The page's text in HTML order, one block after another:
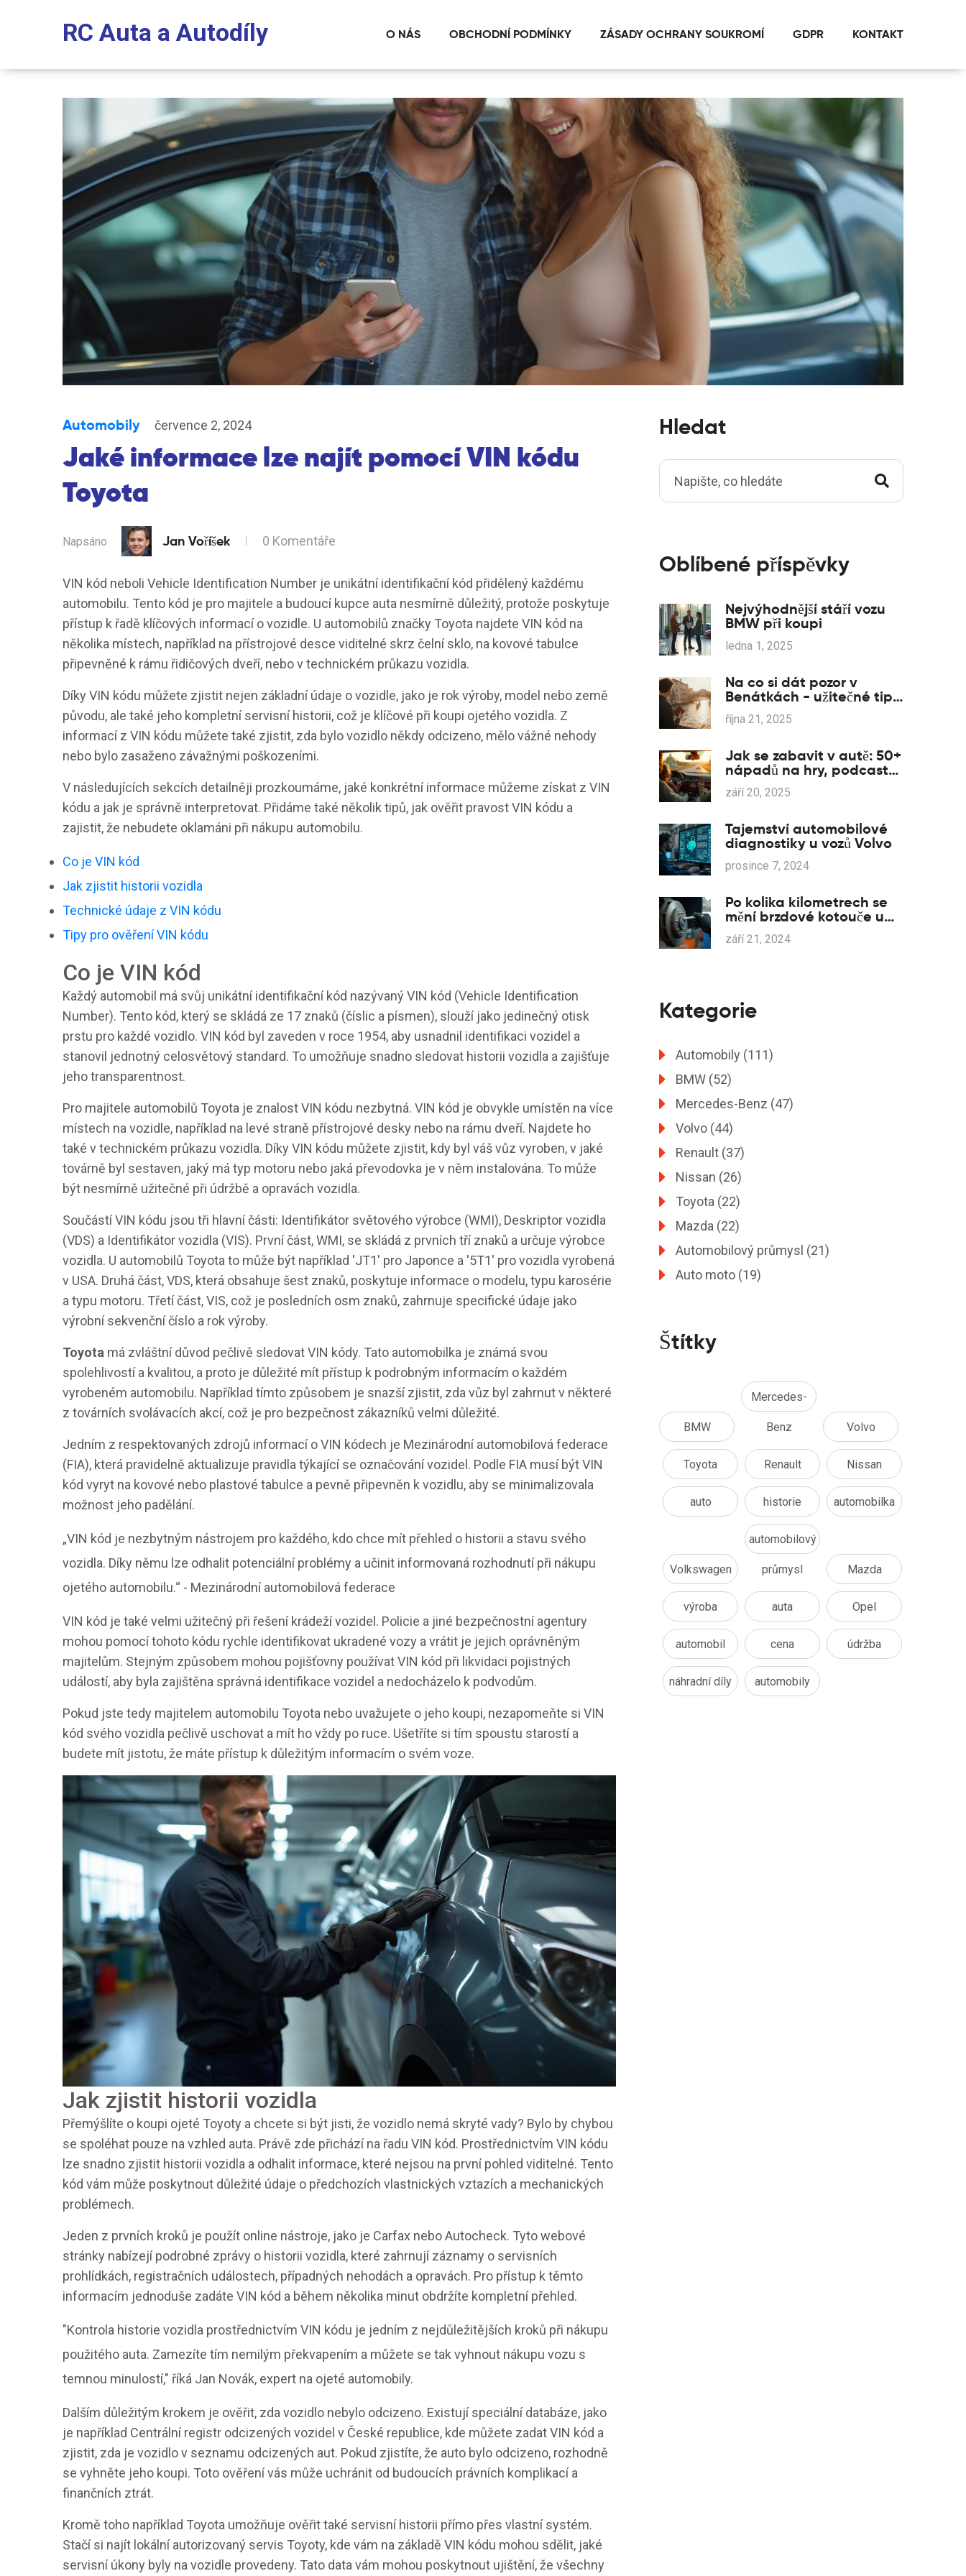
RC Auta a Autodíly O NÁS OBCHODNÍ PODMÍNKY ZÁSADY OCHRANY SOUKROMÍ GDPR KONTAKT
Automobily července 2, 2024
Jaké informace lze najít pomocí VIN kódu
Toyota
Napsáno Jan Voříšek 0 Komentáře
VIN kód neboli Vehicle Identification Number je unikátní identifikační kód přidělený každému
automobilu. Tento kód je pro majitele a budoucí kupce auta nesmírně důležitý, protože poskytuje
přístup k řadě klíčových informací o vozidle. U automobilů značky Toyota najdete VIN kód na
několika místech, například na přístrojové desce viditelné skrz čelní sklo, na kovové tabulce
připevněné k rámu řidičových dveří, nebo v technickém průkazu vozidla.
Díky VIN kódu můžete zjistit nejen základní údaje o vozidle, jako je rok výroby, model nebo země
původu, ale také jeho kompletní servisní historii, což je klíčové při koupi ojetého vozidla. Z
informací z VIN kódu můžete také zjistit, zda bylo vozidlo někdy odcizeno, mělo vážné nehody
nebo bylo zasaženo závažnými poškozeními.
V následujících sekcích detailněji prozkoumáme, jaké konkrétní informace můžeme získat z VIN
kódu a jak je správně interpretovat. Přidáme také několik tipů, jak ověřit pravost VIN kódu a
zajistit, že nebudete oklamáni při nákupu automobilu.
Co je VIN kód
Jak zjistit historii vozidla
Technické údaje z VIN kódu
Tipy pro ověření VIN kódu
Co je VIN kód
Každý automobil má svůj unikátní identifikační kód nazývaný VIN kód (Vehicle Identification
Number). Tento kód, který se skládá ze 17 znaků (číslic a písmen), slouží jako jedinečný otisk
prstu pro každé vozidlo. VIN kód byl zaveden v roce 1954, aby usnadnil identifikaci vozidel a
stanovil jednotný celosvětový standard. To umožňuje snadno sledovat historii vozidla a zajišťuje
jeho transparentnost.
Pro majitele automobilů Toyota je znalost VIN kódu nezbytná. VIN kód je obvykle umístěn na více
místech na vozidle, například na levé straně přístrojové desky nebo na rámu dveří. Najdete ho
také v technickém průkazu vozidla. Díky VIN kódu můžete zjistit, kdy byl váš vůz vyroben, v jaké
továrně byl sestaven, jaký má typ motoru nebo jaká převodovka je v něm instalována. To může
být nesmírně užitečné při údržbě a opravách vozidla.
Součástí VIN kódu jsou tři hlavní části: Identifikátor světového výrobce (WMI), Deskriptor vozidla
(VDS) a Identifikátor vozidla (VIS). První část, WMI, se skládá z prvních tří znaků a určuje výrobce
vozidla. U automobilů Toyota to může být například 'JT1' pro Japonce a '5T1' pro vozidla vyrobená
v USA. Druhá část, VDS, která obsahuje šest znaků, poskytuje informace o modelu, typu karosérie
a typu motoru. Třetí část, VIS, což je posledních osm znaků, zahrnuje specifické údaje jako
výrobní sekvenční číslo a rok výroby.
Toyota má zvláštní důvod pečlivě sledovat VIN kódy. Tato automobilka je známá svou
spolehlivostí a kvalitou, a proto je důležité mít přístup k podrobným informacím o každém
vyrobeném automobilu. Například tímto způsobem je snazší zjistit, zda vůz byl zahrnut v některé
z továrních svolávacích akcí, což je pro bezpečnost zákazníků velmi důležité.
Jedním z respektovaných zdrojů informací o VIN kódech je Mezinárodní automobilová federace
(FIA), která pravidelně aktualizuje pravidla týkající se označování vozidel. Podle FIA musí být VIN
kód vyryt na kovové nebo plastové tabulce a pevně připevněn k vozidlu, aby se minimalizovala
možnost jeho padělání.
„VIN kód je nezbytným nástrojem pro každého, kdo chce mít přehled o historii a stavu svého
vozidla. Díky němu lze odhalit potenciální problémy a učinit informovaná rozhodnutí při nákupu
ojetého automobilu.“ - Mezinárodní automobilová federace
VIN kód je také velmi užitečný při řešení krádeží vozidel. Policie a jiné bezpečnostní agentury
mohou pomocí tohoto kódu rychle identifikovat ukradené vozy a vrátit je jejich oprávněným
majitelům. Stejným způsobem mohou pojišťovny používat VIN kód při likvidaci pojistných
událostí, aby byla zajištěna správná identifikace vozidel a nedocházelo k podvodům.
Pokud jste tedy majitelem automobilu Toyota nebo uvažujete o jeho koupi, nezapomeňte si VIN
kód svého vozidla pečlivě uschovat a mít ho vždy po ruce. Ušetříte si tím spoustu starostí a
budete mít jistotu, že máte přístup k důležitým informacím o svém voze.
Jak zjistit historii vozidla
Přemýšlíte o koupi ojeté Toyoty a chcete si být jisti, že vozidlo nemá skryté vady? Bylo by chybou
se spoléhat pouze na vzhled auta. Právě zde přichází na řadu VIN kód. Prostřednictvím VIN kódu
lze snadno zjistit historii vozidla a odhalit informace, které nejsou na první pohled viditelné. Tento
kód vám může poskytnout důležité údaje o předchozích vlastnických vztazích a mechanických
problémech.
Jeden z prvních kroků je použít online nástroje, jako je Carfax nebo Autocheck. Tyto webové
stránky nabízejí podrobné zprávy o historii vozidla, které zahrnují záznamy o servisních
prohlídkách, registračních událostech, případných nehodách a opravách. Pro přístup k těmto
informacím jednoduše zadáte VIN kód a během několika minut obdržíte kompletní přehled.
"Kontrola historie vozidla prostřednictvím VIN kódu je jedním z nejdůležitějších kroků při nákupu
použitého auta. Zamezíte tím nemilým překvapením a můžete se tak vyhnout nákupu vozu s
temnou minulostí," říká Jan Novák, expert na ojeté automobily.
Dalším důležitým krokem je ověřit, zda vozidlo nebylo odcizeno. Existují speciální databáze, jako
je například Centrální registr odcizených vozidel v České republice, kde můžete zadat VIN kód a
zjistit, zda je vozidlo v seznamu odcizených aut. Pokud zjistíte, že auto bylo odcizeno, rozhodně
se vyhněte jeho koupi. Toto ověření vás může uchránit od budoucích právních komplikací a
finančních ztrát.
Kromě toho například Toyota umožňuje ověřit také servisní historii přímo přes vlastní systém.
Stačí si najít lokální autorizovaný servis Toyoty, kde vám na základě VIN kódu mohou sdělit, jaké
servisní úkony byly na vozidle provedeny. Tato data vám mohou poskytnout ujištění, že všechny
Hledat
Oblíbené příspěvky
Nejvýhodnější stáří vozu
BMW při koupi
ledna 1, 2025
Na co si dát pozor v
Benátkách - užitečné tipy
pro bezpečný pobyt
října 21, 2025
Jak se zabavit v autě: 50+
nápadů na hry, podcasty
a rituály na cesty (2025)
září 20, 2025
Tajemství automobilové
diagnostiky u vozů Volvo
prosince 7, 2024
Po kolika kilometrech se
mění brzdové kotouče u
BMW?
září 21, 2024
Kategorie
Automobily (111)
BMW (52)
Mercedes-Benz (47)
Volvo (44)
Renault (37)
Nissan (26)
Toyota (22)
Mazda (22)
Automobilový průmysl (21)
Auto moto (19)
Štítky
BMW
Mercedes-
Benz Volvo
Toyota Renault Nissan
auto historie automobilka
Volkswagen
automobilový
průmysl Mazda
výroba auta Opel
automobil cena údržba
náhradní díly automobily